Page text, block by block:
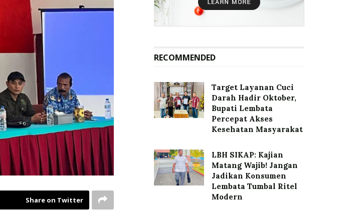
Share on Twitter
RECOMMENDED
Target Layanan Cuci
Darah Hadir Oktober,
Bupati Lembata
Percepat Akses
Kesehatan Masyarakat
LBH SIKAP: Kajian
Matang Wajib! Jangan
Jadikan Konsumen
Lembata Tumbal Ritel
Modern